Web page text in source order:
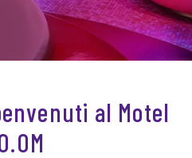
al Motel